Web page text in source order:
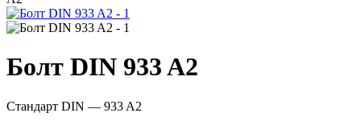
Болт DIN 933 A2
Стандарт DIN — 933 A2